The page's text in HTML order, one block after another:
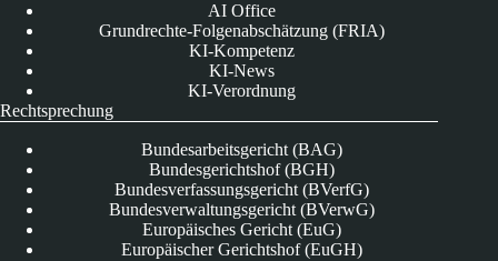
AI Office
Grundrechte-Folgenabschätzung (FRIA)
KI-Kompetenz
KI-News
KI-Verordnung
Rechtsprechung
Bundesarbeitsgericht (BAG)
Bundesgerichtshof (BGH)
Bundesverfassungsgericht (BVerfG)
Bundesverwaltungsgericht (BVerwG)
Europäisches Gericht (EuG)
Europäischer Gerichtshof (EuGH)